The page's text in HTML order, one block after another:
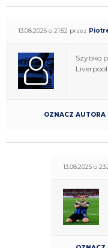
13.08.2025 o 21:52 przez
Szybko
OZNACZ AUTORA
13.08.2025 o